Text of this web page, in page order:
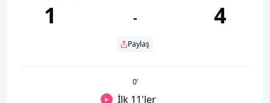
1 -
Paylaş
4
0’
İlk 11'ler